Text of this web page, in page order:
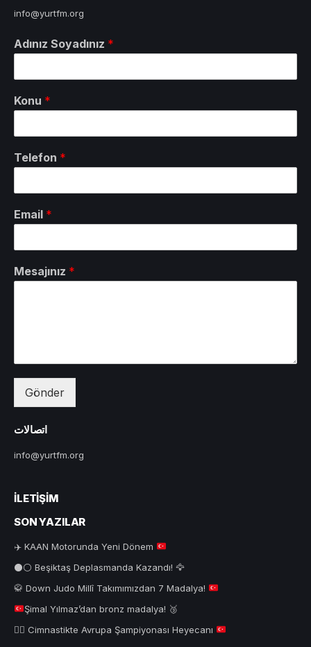
info@yurtfm.org
Adınız Soyadınız *
Konu *
Telefon *
Email *
Mesajınız *
Gönder
اتصالات
info@yurtfm.org
İLETIŞIM
SON YAZILAR
✈️ KAAN Motorunda Yeni Dönem
⚫⚪ Beşiktaş Deplasmanda Kazandı! 🦅
🥋 Down Judo Millî Takımımızdan 7 Madalya!
Şimal Yılmaz’dan bronz madalya! 🥉
🤸‍♂️ Cimnastikte Avrupa Şampiyonası Heyecanı